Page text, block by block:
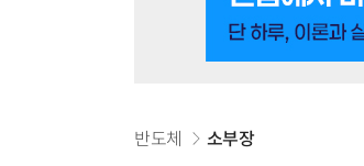
반도체 소부장